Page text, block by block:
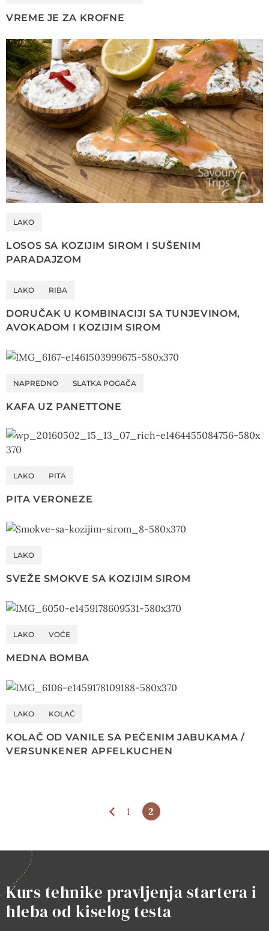
VREME JE ZA KROFNE
LAKO
LOSOS SA KOZIJIM SIROM I SUŠENIM
PARADAJZOM
LAKO RIBA
DORUČAK U KOMBINACIJI SA TUNJEVINOM,
AVOKADOM I KOZIJIM SIROM
NAPREDNO SLATKA POGAČA
KAFA UZ PANETTONE
LAKO PITA
PITA VERONEZE
LAKO
SVEŽE SMOKVE SA KOZIJIM SIROM
LAKO VOĆE
MEDNA BOMBA
LAKO KOLAČ
KOLAČ OD VANILE SA PEČENIM JABUKAMA /
VERSUNKENER APFELKUCHEN
1 2
Kurs tehnike pravljenja startera i
hleba od kiselog testa